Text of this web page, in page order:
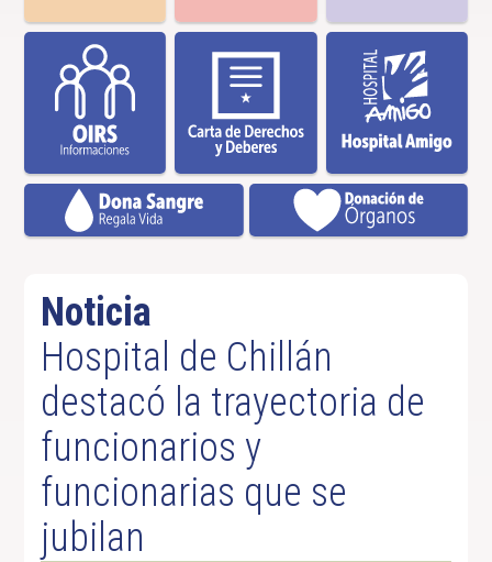
Noticia
Hospital de Chillán
destacó la trayectoria de
funcionarios y
funcionarias que se
jubilan